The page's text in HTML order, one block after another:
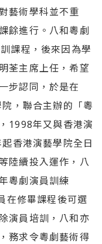
藝術學科並不重
餘進行。八和粵劇
課程，後來因為學
荃主席上任，希望
步認同，於是在
，聯合主辦的「粵
1998年又與香港演
香港演藝學院全日
陸續投入運作，八
粵劇演員訓練
在修畢課程後可選
演員培訓，八和亦
務求令粵劇藝術得